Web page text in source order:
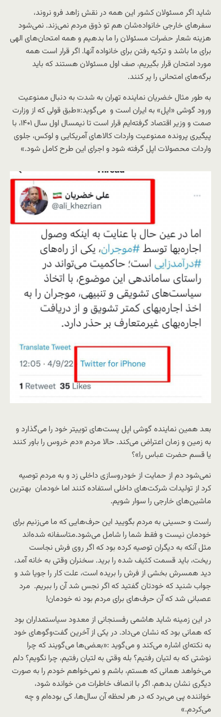
شاید اگر مسئولان کشور این همه در نقش زاهد فرو نروند،
سفرهای خارجی خانواده‌شان هم تو ذوق مردم نمی‌زند. نمی‌شود
هزینه شعار حضرات مسئولان را ما بدهیم و همه امتحان‌های الهی
برای ما باشد و ترکیه رفتن برای خانواده آنها. اگر قرار است همه
مورد امتحان قرار بگیریم، صف اول مسئولان هستند که باید
برگه‌های امتحانی را پر کنند.
به طور مثال خضریان نماینده تهران به شدت به دنبال ممنوعیت
ورود گوشی «اپل» به ایران است و می‌گوید:«طبق قولی که از وزارت
صمت و وزیر اقتصاد گرفته‌ایم قرار است تا نیمسال اول سال ۱۴۰۱، با
پیگیری پرونده ممنوعیت واردات کالاهای آمریکایی و لوکس، جلوی
واردات محصولات اپل گرفته شود و اجرای این طرح کامل شود.»
بعد همین نماینده گوشی اپل پست‌های توییتر خود را می‌گذارد و
به زمین و زمان اعتراض می‌کند. حالا مردم «دم خروس را باور کنند
یا قسم حضرت عباس را»؟
نمی‌شود دم از حمایت از خودروسازی داخلی زد و به مردم توصیه
کرد از تولیدات شرکت‌های داخلی استفاده کنند اما خودمان بهترین
ماشین‌های خارجی را سوار شویم.
راست و حسینی به مردم بگویید این حرف‌هایی که ما می‌زنیم برای
خودمان نیست و فقط شما را شامل می‌شود.متاسفانه شده‌اند
مثل آنکه به دیگران توصیه کرده بود که اگر روی فرش نجاست
ریخت، باید قسمت کثیف شده را برید. سخنران وقتی به خانه آمد،
دید همسرش بخشی از فرش را بریده است، علت کار را جویا شد و
جواب شنید که خودتان گفتید که اگر نجس شد آن را ببریم. مرد
عصبانی شد که آن حرف‌های برای مردم بود نه خودمان!
در این زمینه شاید هاشمی رفسنجانی از معدود سیاستمداران بود
که همانی بود که نشان می‌داد. در یکی از آخرین گفت‌وگوهای خود
به نکته‌ای اشاره می‌کند و می‌گوید :«بعضی‌ها می‌گویند که چرا
نوشتی که به لتیان رفتیم؟ بله وقتی به لتیان رفتیم، چرا نگویم؟ دلم
می‌خواهد همانی که هستم، باشم و نمی‌خواهم خودم را به صورت
دیگری نشان بدهم. اگر با انصاف خاطرات من خوانده شود،
خواننده پی می‌برد که در هر لحظه آن سال‌ها، کی بوده‌ام و چه
می‌کردم.»